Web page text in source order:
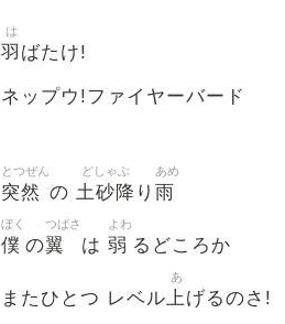
羽
は
ばたけ!
ネップウ!ファイヤーバード
突然
とつぜん
の 土砂降
どしゃぶ
り 雨
あめ
僕
ぼく
の翼
つばさ
は 弱
よわ
るどころか
またひとつ レベル上
あ
げるのさ!